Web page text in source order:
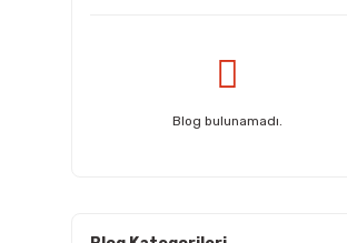
Blog bulunamadı.